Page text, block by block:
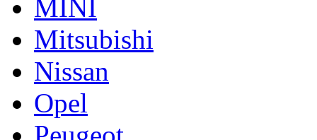
MINI
Mitsubishi
Nissan
Opel